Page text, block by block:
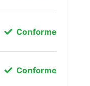
Conforme
Conforme